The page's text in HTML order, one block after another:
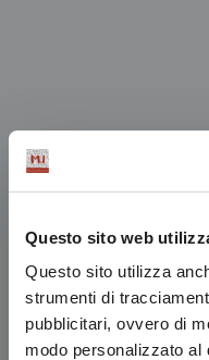
Questo sito web
Questo sito utilizza
strumenti di
pubblicitari, ovvero di
modo personalizzato al